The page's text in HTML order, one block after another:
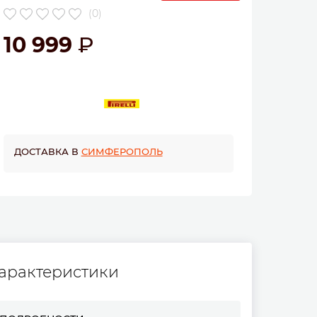
(0)
10 999
ДОСТАВКА В СИМФЕРОПОЛЬ